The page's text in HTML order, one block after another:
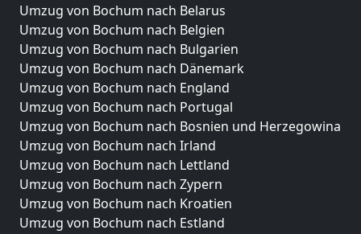
Umzug von Bochum nach Belarus
Umzug von Bochum nach Belgien
Umzug von Bochum nach Bulgarien
Umzug von Bochum nach Dänemark
Umzug von Bochum nach England
Umzug von Bochum nach Portugal
Umzug von Bochum nach Bosnien und Herzegowina
Umzug von Bochum nach Irland
Umzug von Bochum nach Lettland
Umzug von Bochum nach Zypern
Umzug von Bochum nach Kroatien
Umzug von Bochum nach Estland